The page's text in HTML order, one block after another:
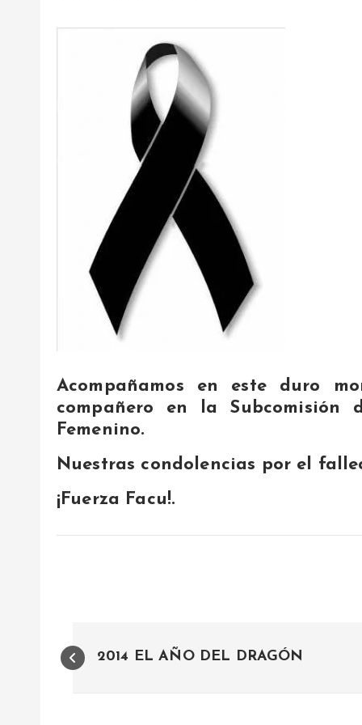
Acompañamos en este duro
compañero en la Subcomisión
Femenino.
Nuestras condolencias por el
¡Fuerza Facu!.
N
2014 EL AÑO DEL DRAGÓN